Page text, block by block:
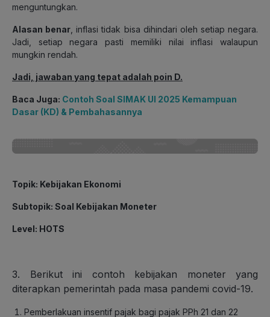
menguntungkan.
Alasan benar , inflasi tidak bisa dihindari oleh setiap negara.
Jadi, setiap negara pasti memiliki nilai inflasi walaupun
mungkin rendah.
Jadi, jawaban yang tepat adalah poin D.
Baca Juga: Contoh Soal SIMAK UI 2025 Kemampuan
Dasar (KD) & Pembahasannya
Topik: Kebijakan Ekonomi
Subtopik: Soal Kebijakan Moneter
Level: HOTS
3. Berikut ini contoh kebijakan moneter yang
diterapkan pemerintah pada masa pandemi covid-19.
Pemberlakuan insentif pajak bagi pajak PPh 21 dan 22